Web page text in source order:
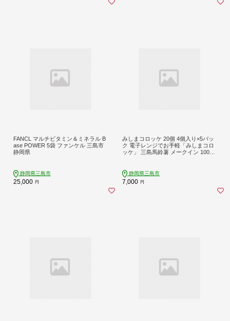
FANCL マルチビタミン＆ミネラル B
ase POWER 5袋 ファンケル 三島市
静岡県
静岡県三島市
25,000 円
みしまコロッケ 20個 4個入り×5パッ
ク 電子レンジでお手軽「みしまコロ
ッケ」 三島馬鈴薯 メークイン 100％
麓 揚げ物 冷凍コロッケ 人気 名物 特
産品 郷土料理 ふるさと納税 お取り
寄せ 冷凍保存 レンジ調理 三島コロ
静岡県三島市
7,000 円